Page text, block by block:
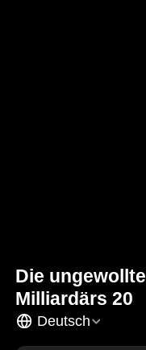
Die
Milliardärs 20
Deutsch